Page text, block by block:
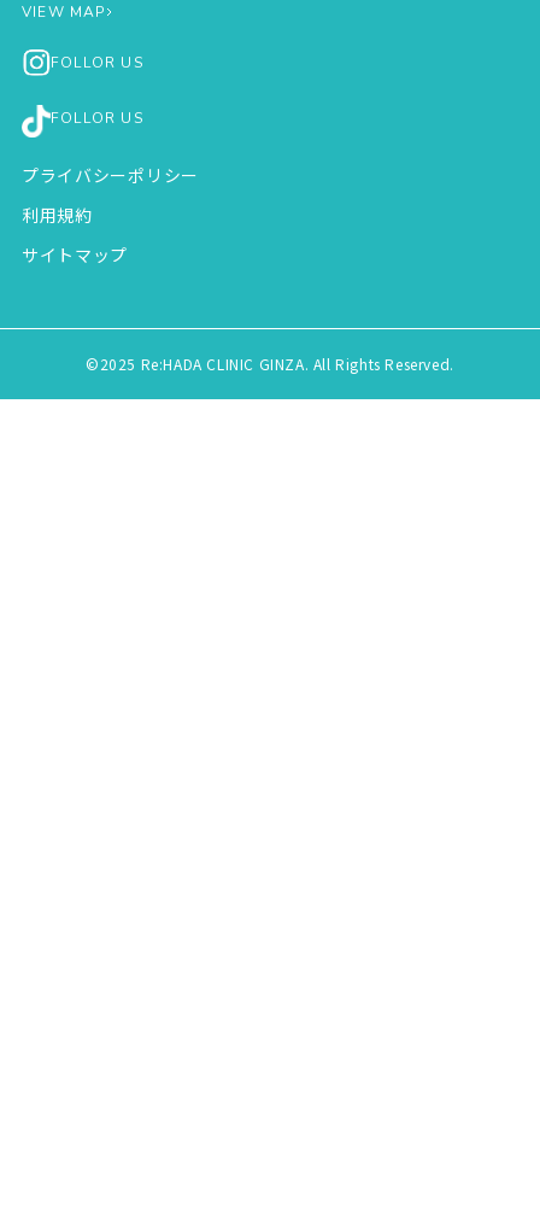
VIEW MAP
FOLLOR US
FOLLOR US
プライバシーポリシー
利用規約
サイトマップ
©2025 Re:HADA CLINIC GINZA. All Rights Reserved.